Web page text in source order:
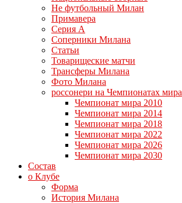
Не футбольный Милан
Примавера
Серия А
Соперники Милана
Статьи
Товарищеские матчи
Трансферы Милана
Фото Милана
россонери на Чемпионатах мира
Чемпионат мира 2010
Чемпионат мира 2014
Чемпионат мира 2018
Чемпионат мира 2022
Чемпионат мира 2026
Чемпионат мира 2030
Состав
о Клубе
Форма
История Милана